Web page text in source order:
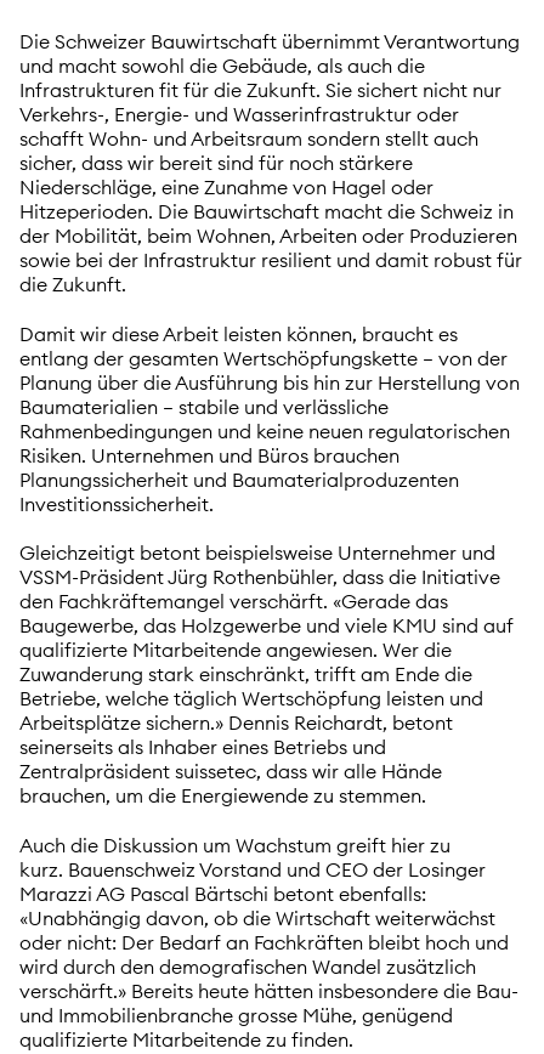
Die Schweizer Bauwirtschaft übernimmt Verantwortung
und macht sowohl die Gebäude, als auch die
Infrastrukturen fit für die Zukunft. Sie sichert nicht nur
Verkehrs-, Energie- und Wasserinfrastruktur oder
schafft Wohn- und Arbeitsraum sondern stellt auch
sicher, dass wir bereit sind für noch stärkere
Niederschläge, eine Zunahme von Hagel oder
Hitzeperioden. Die Bauwirtschaft macht die Schweiz in
der Mobilität, beim Wohnen, Arbeiten oder Produzieren
sowie bei der Infrastruktur resilient und damit robust für
die Zukunft.
Damit wir diese Arbeit leisten können, braucht es
entlang der gesamten Wertschöpfungskette – von der
Planung über die Ausführung bis hin zur Herstellung von
Baumaterialien – stabile und verlässliche
Rahmenbedingungen und keine neuen regulatorischen
Risiken. Unternehmen und Büros brauchen
Planungssicherheit und Baumaterialproduzenten
Investitionssicherheit.
Gleichzeitigt betont beispielsweise Unternehmer und
VSSM-Präsident Jürg Rothenbühler, dass die Initiative
den Fachkräftemangel verschärft. «Gerade das
Baugewerbe, das Holzgewerbe und viele KMU sind auf
qualifizierte Mitarbeitende angewiesen. Wer die
Zuwanderung stark einschränkt, trifft am Ende die
Betriebe, welche täglich Wertschöpfung leisten und
Arbeitsplätze sichern.» Dennis Reichardt, betont
seinerseits als Inhaber eines Betriebs und
Zentralpräsident suissetec, dass wir alle Hände
brauchen, um die Energiewende zu stemmen.
Auch die Diskussion um Wachstum greift hier zu
kurz. Bauenschweiz Vorstand und CEO der Losinger
Marazzi AG Pascal Bärtschi betont ebenfalls:
«Unabhängig davon, ob die Wirtschaft weiterwächst
oder nicht: Der Bedarf an Fachkräften bleibt hoch und
wird durch den demografischen Wandel zusätzlich
verschärft.» Bereits heute hätten insbesondere die Bau-
und Immobilienbranche grosse Mühe, genügend
qualifizierte Mitarbeitende zu finden.